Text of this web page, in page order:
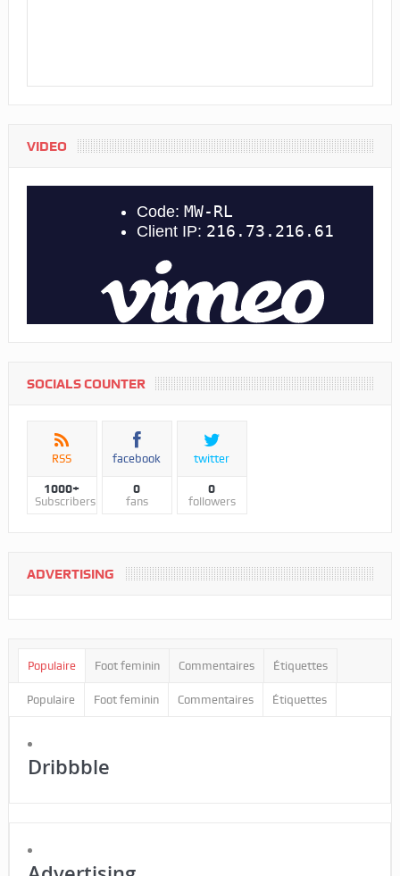
VIDEO
SOCIALS COUNTER
RSS
1000+
Subscribers
facebook
0
fans
twitter
0
followers
ADVERTISING
Populaire Foot feminin Commentaires Étiquettes
Populaire Foot feminin Commentaires Étiquettes
Dribbble